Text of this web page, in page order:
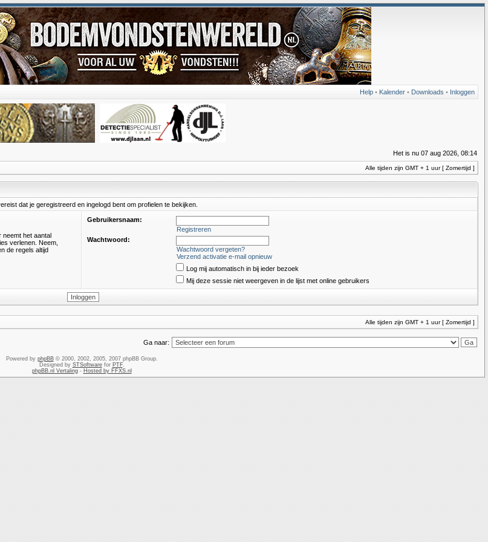
Help • Kalender • Downloads • Inloggen
Het is nu 07 aug 2026, 08:14
Alle tijden zijn GMT + 1 uur [ Zomertijd ]
dat je geregistreerd en ingelogd bent om profielen te bekijken.
neemt het aantal
verlenen. Neem,
de regels altijd
Gebruikersnaam:
Registreren
Wachtwoord:
Wachtwoord vergeten?
Verzend activatie e-mail opnieuw
Log mij automatisch in bij ieder bezoek
Mij deze sessie niet weergeven in de lijst met online gebruikers
Alle tijden zijn GMT + 1 uur [ Zomertijd ]
Ga naar:
Powered by phpBB© 2000, 2002, 2005, 2007 phpBB Group.
Designed by STSoftwarefor PTF.
phpBB.nl Vertaling- Hosted by FFXS.nl